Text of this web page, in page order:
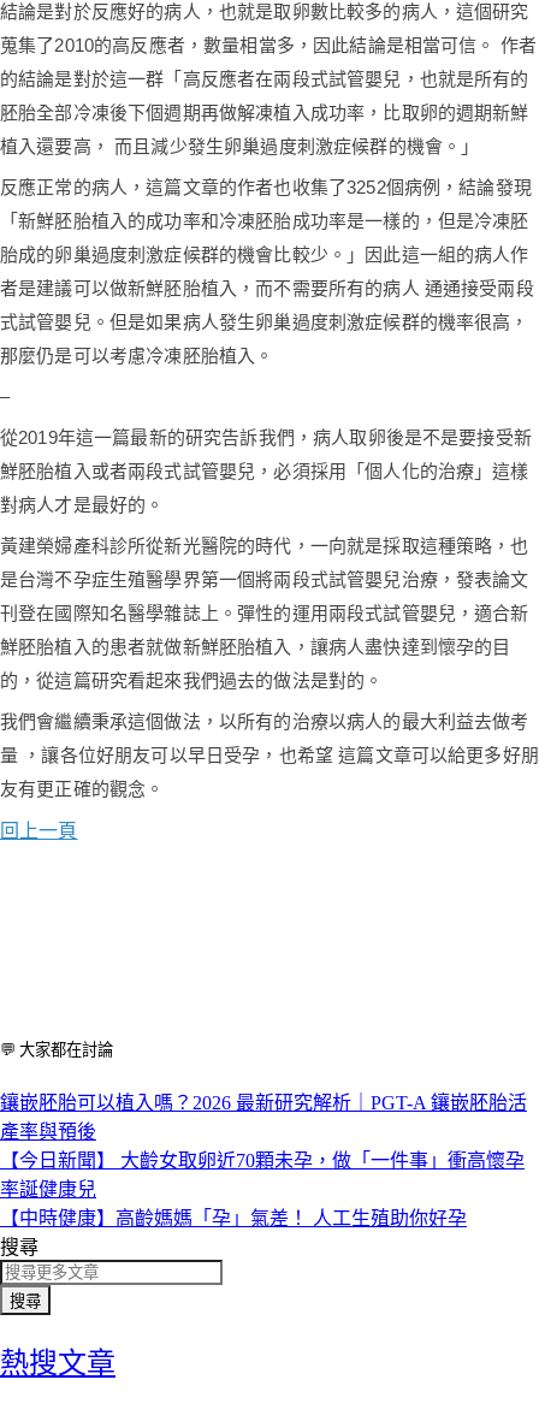
結論是對於反應好的病人，也就是取卵數比較多的病人，這個研究
蒐集了2010的高反應者，數量相當多，因此結論是相當可信。 作者
的結論是對於這一群「高反應者在兩段式試管嬰兒，也就是所有的
胚胎全部冷凍後下個週期再做解凍植入成功率，比取卵的週期新鮮
植入還要高， 而且減少發生卵巢過度刺激症候群的機會。」
反應正常的病人，這篇文章的作者也收集了3252個病例，結論發現
「新鮮胚胎植入的成功率和冷凍胚胎成功率是一樣的，但是冷凍胚
胎成的卵巢過度刺激症候群的機會比較少。」因此這一組的病人作
者是建議可以做新鮮胚胎植入，而不需要所有的病人 通通接受兩段
式試管嬰兒。但是如果病人發生卵巢過度刺激症候群的機率很高，
那麼仍是可以考慮冷凍胚胎植入。
–
從2019年這一篇最新的研究告訴我們，病人取卵後是不是要接受新
鮮胚胎植入或者兩段式試管嬰兒，必須採用「個人化的治療」這樣
對病人才是最好的。
黃建榮婦產科診所從新光醫院的時代，一向就是採取這種策略，也
是台灣不孕症生殖醫學界第一個將兩段式試管嬰兒治療，發表論文
刊登在國際知名醫學雜誌上。彈性的運用兩段式試管嬰兒，適合新
鮮胚胎植入的患者就做新鮮胚胎植入，讓病人盡快達到懷孕的目
的，從這篇研究看起來我們過去的做法是對的。
我們會繼續秉承這個做法，以所有的治療以病人的最大利益去做考
量 ，讓各位好朋友可以早日受孕，也希望 這篇文章可以給更多好朋
友有更正確的觀念。
回上一頁
💬 大家都在討論
鑲嵌胚胎可以植入嗎？2026 最新研究解析｜PGT-A 鑲嵌胚胎活
產率與預後
【今日新聞】 大齡女取卵近70顆未孕，做「一件事」衝高懷孕
率誕健康兒
【中時健康】高齡媽媽「孕」氣差！ 人工生殖助你好孕
搜尋
搜尋
熱搜文章